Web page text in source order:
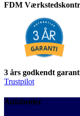
FDM
3 års godkendt
Trustpilot
Autobutler